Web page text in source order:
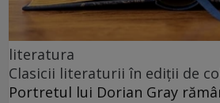
literatura
Clasicii literaturii în ediții de
Portretul lui Dorian Gray